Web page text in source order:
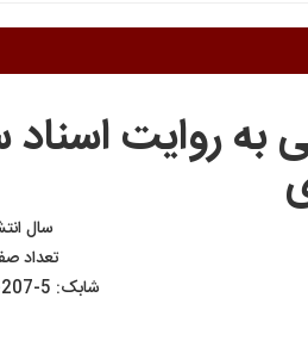
به روایت
سال
تعداد
شابک: 5